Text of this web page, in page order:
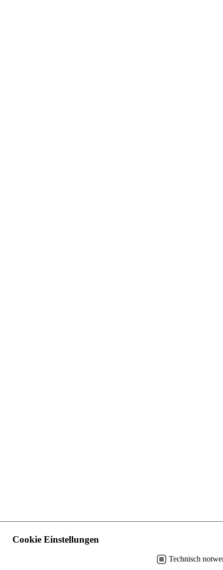
Cookie Einstellungen
Technisch